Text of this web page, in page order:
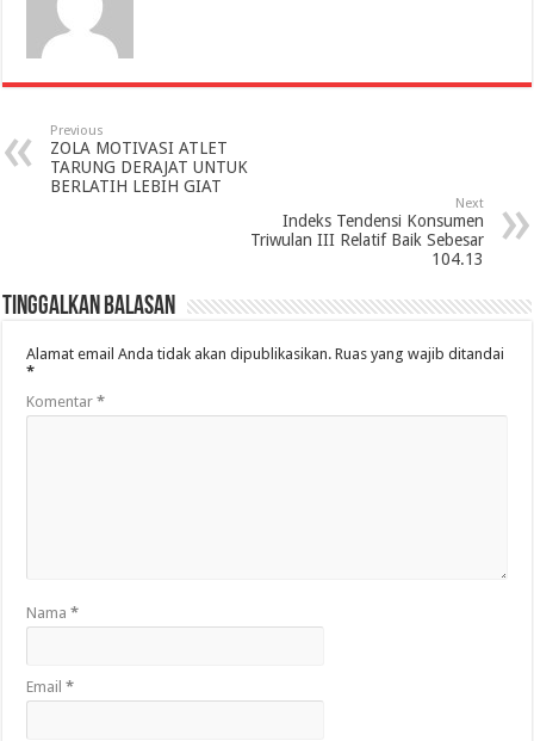
Previous
ZOLA MOTIVASI ATLET
TARUNG DERAJAT UNTUK
BERLATIH LEBIH GIAT
Next
Indeks Tendensi Konsumen
Triwulan III Relatif Baik Sebesar
104.13
Tinggalkan Balasan
Alamat email Anda tidak akan dipublikasikan. Ruas yang wajib ditandai
*
Komentar*
Nama*
Email*